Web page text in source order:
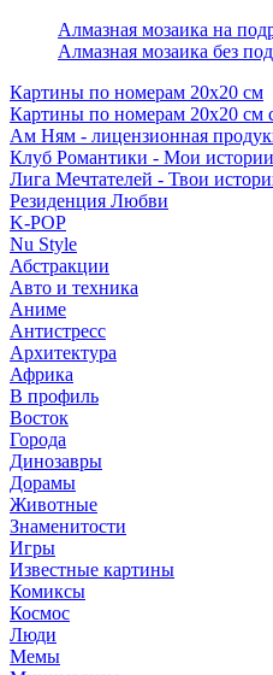
Алмазная мозаика на
Алмазная мозаика без
Картины по номерам 20х20 см
Картины по номерам 20х20 см
Ам Ням - лицензионная
Клуб Романтики - Мои истории
Лига Мечтателей - Твои
Резиденция Любви
K-POP
Nu Style
Абстракции
Авто и техника
Аниме
Антистресс
Архитектура
Африка
В профиль
Восток
Города
Динозавры
Дорамы
Животные
Знаменитости
Игры
Известные картины
Комиксы
Космос
Люди
Мемы